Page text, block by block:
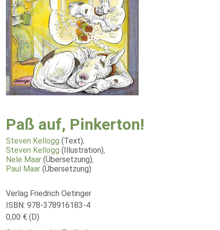
Paß auf, Pinkerton!
Steven Kellogg (Text),
Steven Kellogg (Illustration),
Nele Maar (Übersetzung),
Paul Maar (Übersetzung)
Verlag Friedrich Oetinger
ISBN: 978-378916183-4
0,00 € (D)